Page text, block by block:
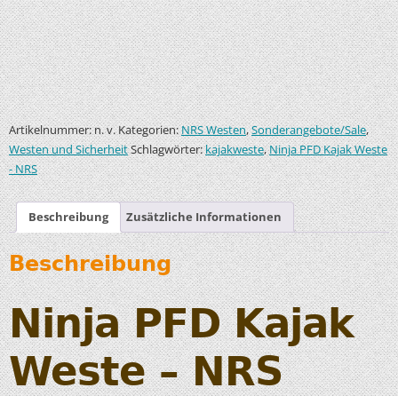
Artikelnummer:n. v. Kategorien:NRS Westen,Sonderangebote/Sale,
Westen und SicherheitSchlagwörter:kajakweste,Ninja PFD Kajak Weste
- NRS
Beschreibung Zusätzliche Informationen
Beschreibung
Ninja PFD Kajak
Weste – NRS